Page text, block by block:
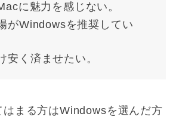
に魅力を感じない。
がWindowsを推奨してい
安く済ませたい。
はまる方はWindowsを選んだ方